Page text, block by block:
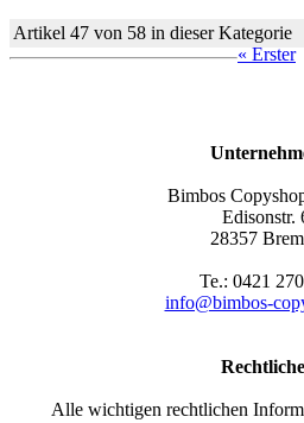
Artikel 47 von 58 in dieser Kategorie
« Erster
Bimbos
Edisonstr.
28357
Te.: 0421
info@bimbos-
Alle wichtigen rechtlichen